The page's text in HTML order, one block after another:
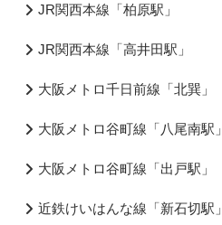
JR関西本線「柏原駅」
JR関西本線「高井田駅」
大阪メトロ千日前線「北巽」
大阪メトロ谷町線「八尾南駅」
大阪メトロ谷町線「出戸駅」
近鉄けいはんな線「新石切駅」